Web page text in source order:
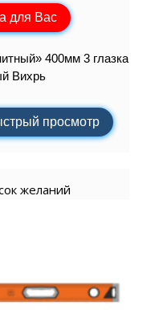
для Вас
400мм 3 глазка
Вихрь
просмотр
желаний